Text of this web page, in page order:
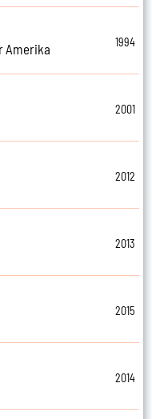
Amerika
1994
2001
2012
2013
2015
2014